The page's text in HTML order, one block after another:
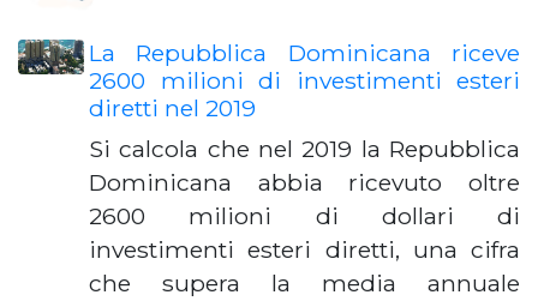
La Repubblica Dominicana riceve
2600 milioni di investimenti esteri
diretti nel 2019
Si calcola che nel 2019 la Repubblica
Dominicana abbia ricevuto oltre
2600 milioni di dollari di
investimenti esteri diretti, una cifra
che supera la media annuale